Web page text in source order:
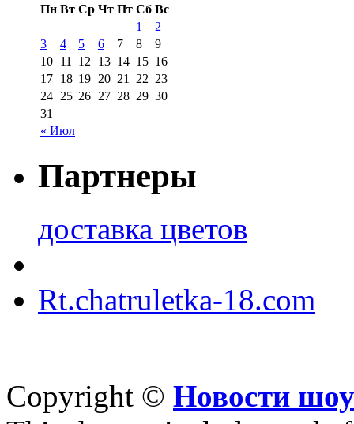
Пн Вт Ср Чт Пт Сб Вс
« Июл
1
2
3
4 5 6 7 8
9
10 11 12 13 14 15 16
17 18 19 20 21 22 23
24 25 26 27 28 29 30
31
Партнеры
доставка цветов
Rt.chatruletka-18.com
Copyright © Новости